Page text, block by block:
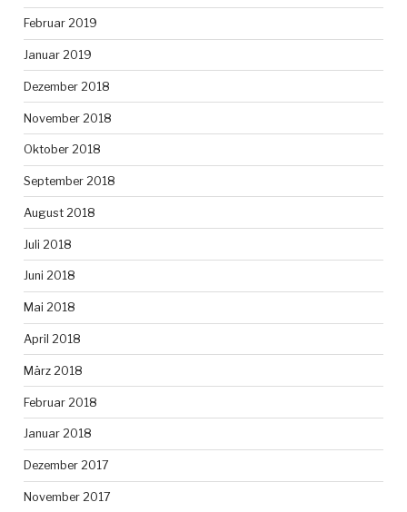
Februar 2019
Januar 2019
Dezember 2018
November 2018
Oktober 2018
September 2018
August 2018
Juli 2018
Juni 2018
Mai 2018
April 2018
März 2018
Februar 2018
Januar 2018
Dezember 2017
November 2017